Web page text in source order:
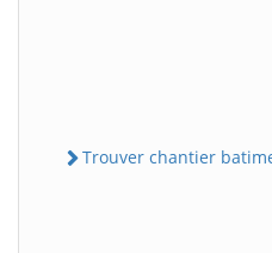
Trouver chantier